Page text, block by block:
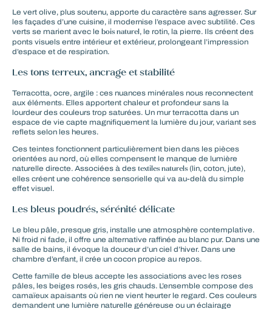
Le vert olive, plus soutenu, apporte du caractère sans agresser. Sur
les façades d’une cuisine, il modernise l’espace avec subtilité. Ces
verts se marient avec le bois naturel, le rotin, la pierre. Ils créent des
ponts visuels entre intérieur et extérieur, prolongeant l’impression
d’espace et de respiration.
Les tons terreux, ancrage et stabilité
Terracotta, ocre, argile : ces nuances minérales nous reconnectent
aux éléments. Elles apportent chaleur et profondeur sans la
lourdeur des couleurs trop saturées. Un mur terracotta dans un
espace de vie capte magnifiquement la lumière du jour, variant ses
reflets selon les heures.
Ces teintes fonctionnent particulièrement bien dans les pièces
orientées au nord, où elles compensent le manque de lumière
naturelle directe. Associées à des textiles naturels (lin, coton, jute),
elles créent une cohérence sensorielle qui va au-delà du simple
effet visuel.
Les bleus poudrés, sérénité délicate
Le bleu pâle, presque gris, installe une atmosphère contemplative.
Ni froid ni fade, il offre une alternative raffinée au blanc pur. Dans une
salle de bains, il évoque la douceur d’un ciel d’hiver. Dans une
chambre d’enfant, il crée un cocon propice au repos.
Cette famille de bleus accepte les associations avec les roses
pâles, les beiges rosés, les gris chauds. L’ensemble compose des
camaïeux apaisants où rien ne vient heurter le regard. Ces couleurs
demandent une lumière naturelle généreuse ou un éclairage